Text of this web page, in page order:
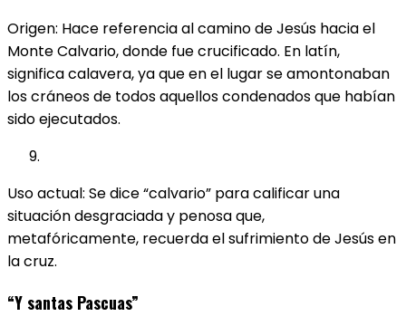
Origen: Hace referencia al camino de Jesús hacia el
Monte Calvario, donde fue crucificado. En latín,
significa calavera, ya que en el lugar se amontonaban
los cráneos de todos aquellos condenados que habían
sido ejecutados.
Uso actual: Se dice “calvario” para calificar una
situación desgraciada y penosa que,
metafóricamente, recuerda el sufrimiento de Jesús en
la cruz.
“Y santas Pascuas”